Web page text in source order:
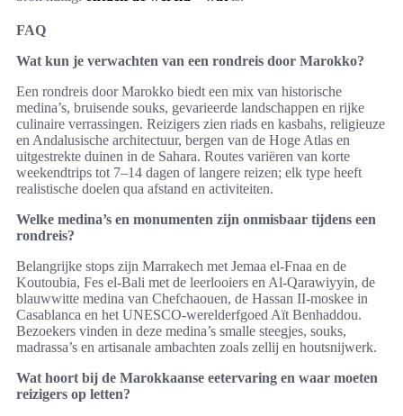
FAQ
Wat kun je verwachten van een rondreis door Marokko?
Een rondreis door Marokko biedt een mix van historische
medina’s, bruisende souks, gevarieerde landschappen en rijke
culinaire verrassingen. Reizigers zien riads en kasbahs, religieuze
en Andalusische architectuur, bergen van de Hoge Atlas en
uitgestrekte duinen in de Sahara. Routes variëren van korte
weekendtrips tot 7–14 dagen of langere reizen; elk type heeft
realistische doelen qua afstand en activiteiten.
Welke medina’s en monumenten zijn onmisbaar tijdens een
rondreis?
Belangrijke stops zijn Marrakech met Jemaa el-Fnaa en de
Koutoubia, Fes el-Bali met de leerlooiers en Al-Qarawiyyin, de
blauwwitte medina van Chefchaouen, de Hassan II-moskee in
Casablanca en het UNESCO-werelderfgoed Aït Benhaddou.
Bezoekers vinden in deze medina’s smalle steegjes, souks,
madrassa’s en artisanale ambachten zoals zellij en houtsnijwerk.
Wat hoort bij de Marokkaanse eetervaring en waar moeten
reizigers op letten?